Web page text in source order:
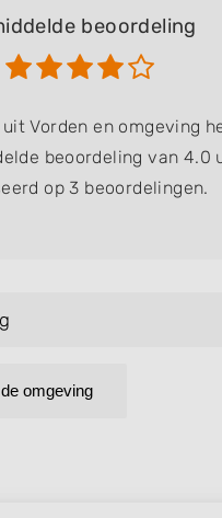
beoordeling
Vorden en omgeving
beoordeling van 4.0
op 3 beoordelingen.
omgeving